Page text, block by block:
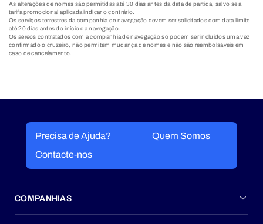
As alterações de nomes são permitidas até 30 dias antes da data de partida, salvo se a
tarifa promocional aplicada indicar o contrário.
Os serviços terrestres da companhia de navegação devem ser solicitados com data limite
até 20 dias antes do início da navegação.
Os aéreos contratados com a companhia de navegação só podem ser incluídos uma vez
confirmado o cruzeiro, não permitem mudança de nomes e não são reembolsáveis em
caso de cancelamento.​
Precisa de Ajuda?
Quem Somos
Contacte-nos
COMPANHIAS